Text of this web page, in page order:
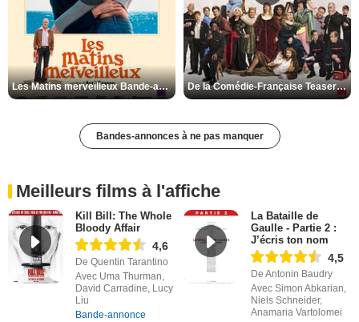
Les Matins merveilleux Bande-annonce VF De la Comédie-Française Teaser VF
Bandes-annonces à ne pas manquer
Meilleurs films à l'affiche
Kill Bill: The Whole
Bloody Affair
4,6
De Quentin Tarantino
Avec Uma Thurman,
David Carradine, Lucy
Liu
Bande-annonce
La Bataille de
Gaulle - Partie 2 :
J’écris ton nom
4,5
De Antonin Baudry
Avec Simon Abkarian,
Niels Schneider,
Anamaria Vartolomei